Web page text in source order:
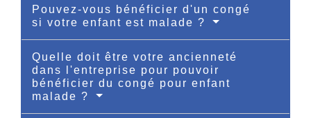
Pouvez-vous bénéficier d'un congé
si votre enfant est malade ?
Quelle doit être votre ancienneté
dans l'entreprise pour pouvoir
bénéficier du congé pour enfant
malade ?